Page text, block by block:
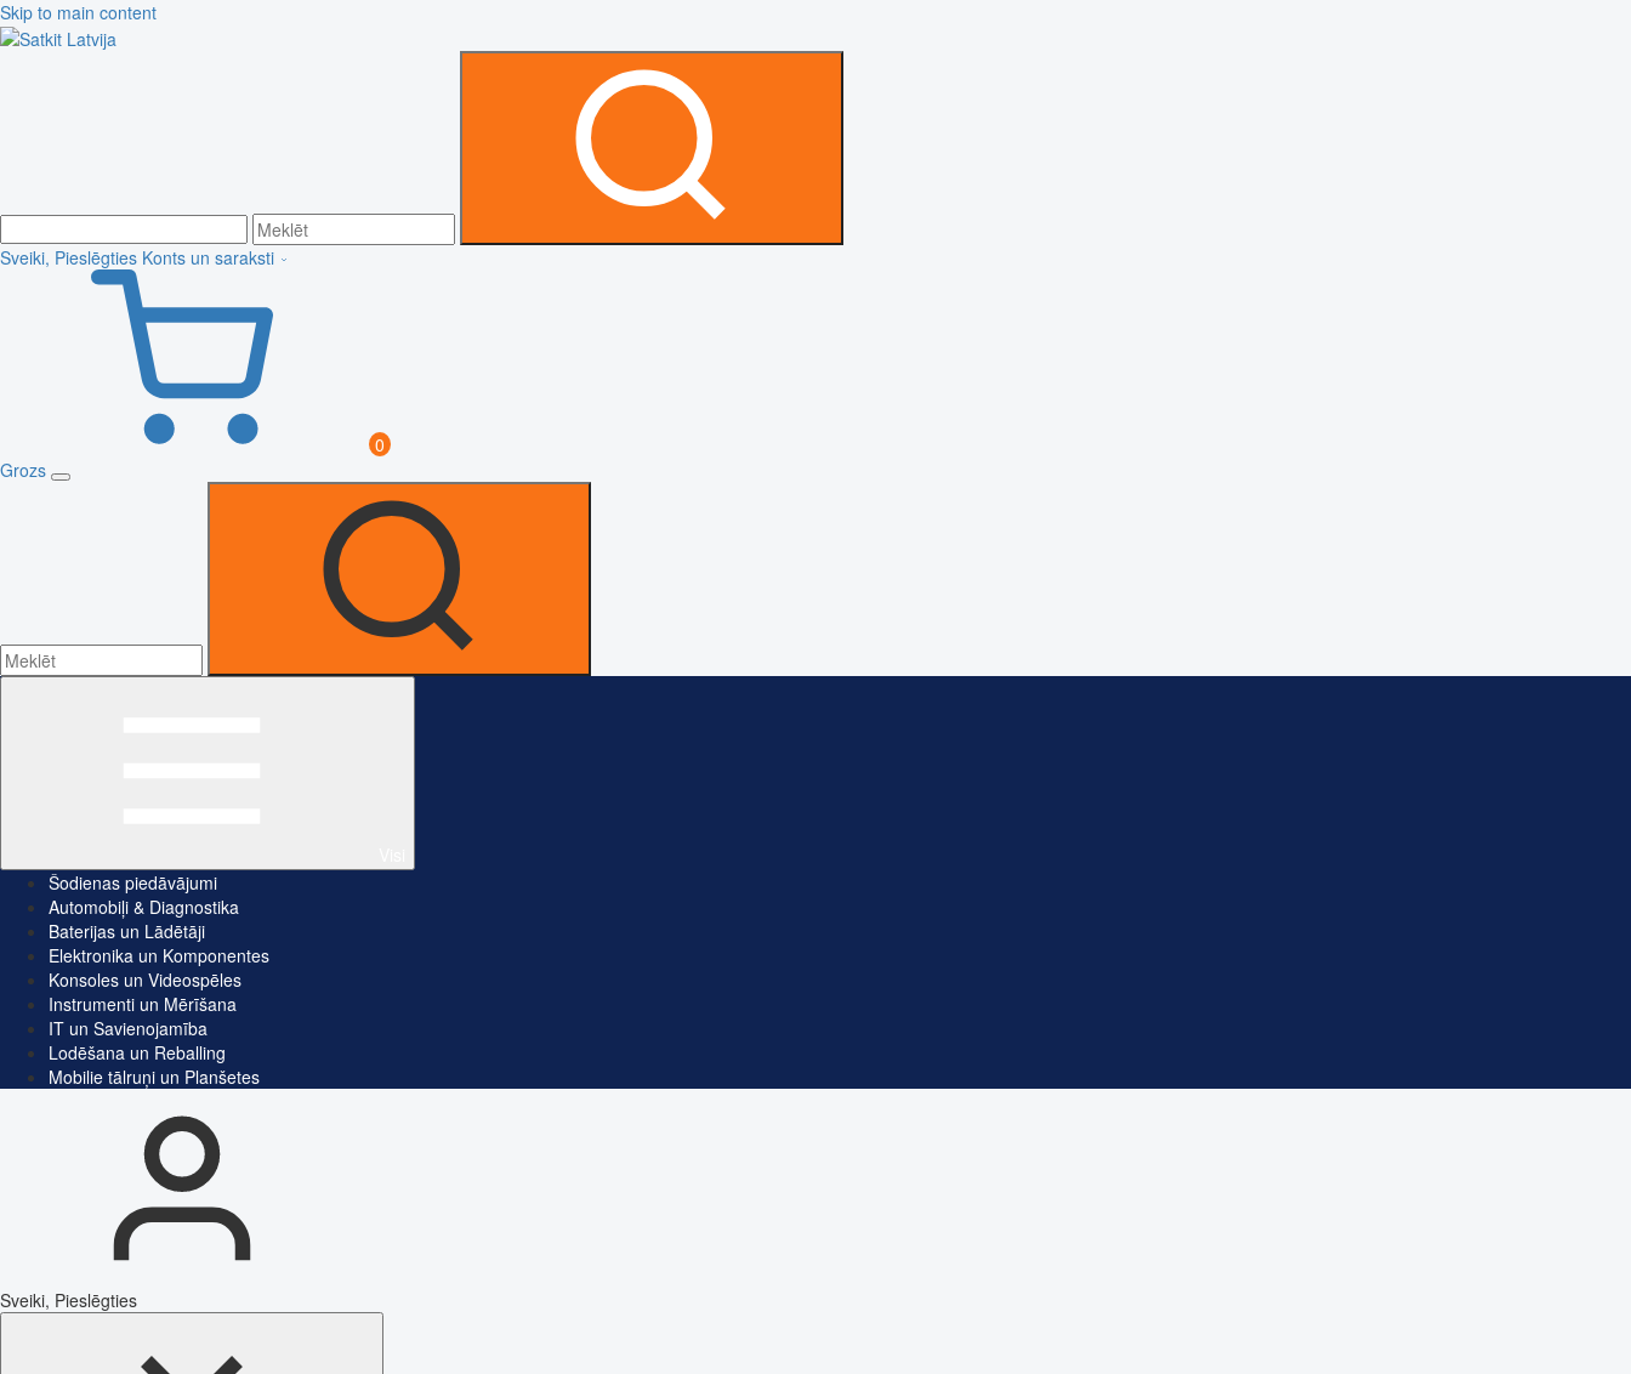
Skip to main content
Sveiki, Pieslēgties Konts un saraksti
0
Grozs
Šodienas piedāvājumi
Automobiļi & Diagnostika
Baterijas un Lādētāji
Elektronika un Komponentes
Konsoles un Videospēles
Instrumenti un Mērīšana
IT un Savienojamība
Lodēšana un Reballing
Mobilie tālruņi un Planšetes
Sveiki, Pieslēgties